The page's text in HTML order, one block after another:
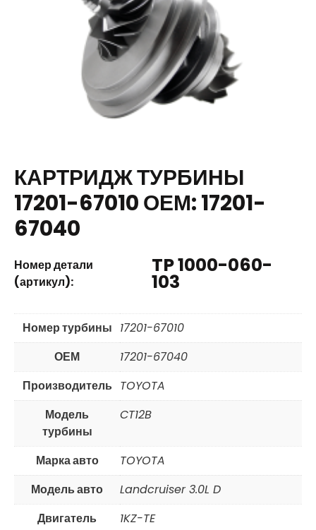
КАРТРИДЖ ТУРБИНЫ
17201-67010 ОЕМ: 17201-
67040
Номер детали
(артикул):
TP 1000-060-
103
Номер турбины 17201-67010
ОЕМ
17201-67040
Производитель TOYOTA
Модель
турбины
CT12B
Марка авто
TOYOTA
Модель авто
Landcruiser 3.0L D
Двигатель
1KZ-TE